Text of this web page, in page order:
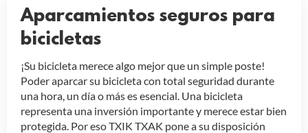
Aparcamientos seguros para
bicicletas
¡Su bicicleta merece algo mejor que un simple poste!
Poder aparcar su bicicleta con total seguridad durante
una hora, un día o más es esencial. Una bicicleta
representa una inversión importante y merece estar bien
protegida. Por eso TXIK TXAK pone a su disposición